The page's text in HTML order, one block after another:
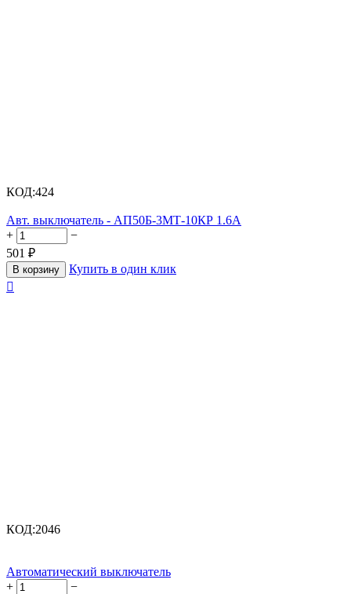
КОД:424
Авт. выключатель - АП50Б-3МТ-10КР 1.6А
+
−
501 ₽
В корзину
Купить в один клик

КОД:2046
Автоматический выключатель
+
−